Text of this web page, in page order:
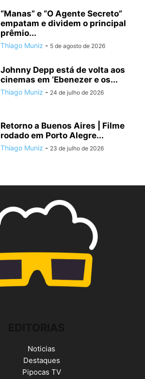
“Manas” e “O Agente Secreto”
empatam e dividem o principal
prêmio...
Thiago Muniz - 5 de agosto de 2026
Johnny Depp está de volta aos
cinemas em ‘Ebenezer e os...
Thiago Muniz - 24 de julho de 2026
Retorno a Buenos Aires | Filme
rodado em Porto Alegre...
Thiago Muniz - 23 de julho de 2026
Noticias
Destaques
Pipocas TV